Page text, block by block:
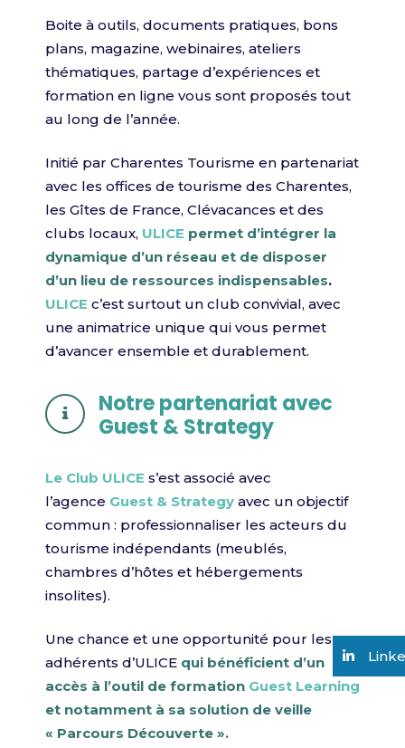
Boite à outils, documents pratiques, bons
plans, magazine, webinaires, ateliers
thématiques, partage d’expériences et
formation en ligne vous sont proposés tout
au long de l’année.
Initié par Charentes Tourisme en partenariat
avec les offices de tourisme des Charentes,
les Gîtes de France, Clévacances et des
clubs locaux, ULICE permet d’intégrer la
dynamique d’un réseau et de disposer
d’un lieu de ressources indispensables.
ULICE c’est surtout un club convivial, avec
une animatrice unique qui vous permet
d’avancer ensemble et durablement.
Notre partenariat avec
Guest & Strategy
Le Club ULICE s’est associé avec
l’agence Guest & Strategy avec un objectif
commun : professionnaliser les acteurs du
tourisme indépendants (meublés,
chambres d’hôtes et hébergements
insolites).
Une chance et une opportunité pour les
adhérents d’ULICE qui bénéficient d’un
accès à l’outil de formation Guest Learning
et notamment à sa solution de veille
« Parcours Découverte ».